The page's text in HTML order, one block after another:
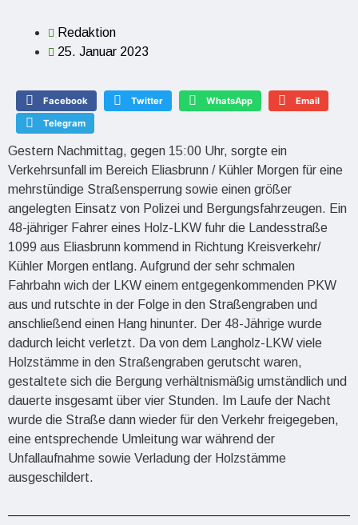
Redaktion
25. Januar 2023
Facebook Twitter WhatsApp Email
Telegram
Gestern Nachmittag, gegen 15:00 Uhr, sorgte ein
Verkehrsunfall im Bereich Eliasbrunn / Kühler Morgen für eine
mehrstündige Straßensperrung sowie einen größer
angelegten Einsatz von Polizei und Bergungsfahrzeugen. Ein
48-jähriger Fahrer eines Holz-LKW fuhr die Landesstraße
1099 aus Eliasbrunn kommend in Richtung Kreisverkehr/
Kühler Morgen entlang. Aufgrund der sehr schmalen
Fahrbahn wich der LKW einem entgegenkommenden PKW
aus und rutschte in der Folge in den Straßengraben und
anschließend einen Hang hinunter. Der 48-Jährige wurde
dadurch leicht verletzt. Da von dem Langholz-LKW viele
Holzstämme in den Straßengraben gerutscht waren,
gestaltete sich die Bergung verhältnismäßig umständlich und
dauerte insgesamt über vier Stunden. Im Laufe der Nacht
wurde die Straße dann wieder für den Verkehr freigegeben,
eine entsprechende Umleitung war während der
Unfallaufnahme sowie Verladung der Holzstämme
ausgeschildert.